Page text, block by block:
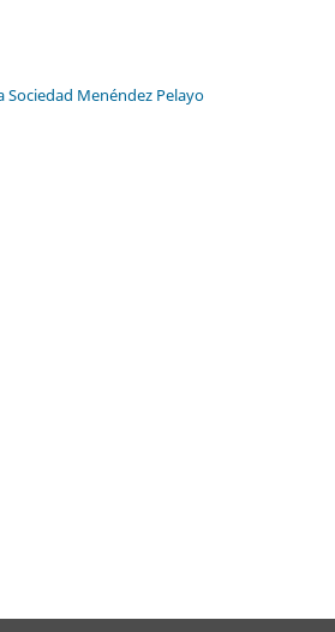
Sociedad Menéndez Pelayo